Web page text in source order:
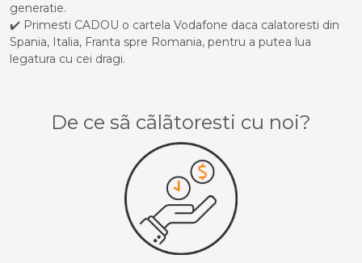
generatie.
✔️ Primesti CADOU o cartela Vodafone daca calatoresti din
Spania, Italia, Franta spre Romania, pentru a putea lua
legatura cu cei dragi.
De ce sã cãlãtoresti cu noi?